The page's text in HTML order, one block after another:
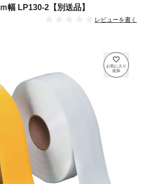
幅 LP130-2【別送品】
レビューを書く